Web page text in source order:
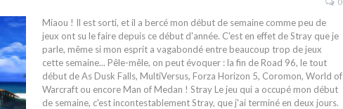
Miaou ! Il est sorti, et il a bercé mon début de semaine comme peu de
jeux ont su le faire depuis ce début d'année. C'est en effet de Stray que je
parle, même si mon esprit a vagabondé entre beaucoup trop de jeux
cette semaine... Pêle-mêle, on peut évoquer : la fin de Road 96, le tout
début de As Dusk Falls, MultiVersus, Forza Horizon 5, Coromon, World of
Warcraft ou encore Man of Medan ! Stray Le jeu qui a occupé mon début
de semaine, c'est incontestablement Stray, que j'ai terminé en deux jours.